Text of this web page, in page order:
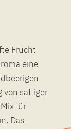
Frucht
eine
von saftiger
für
Das
ist
Blues zu